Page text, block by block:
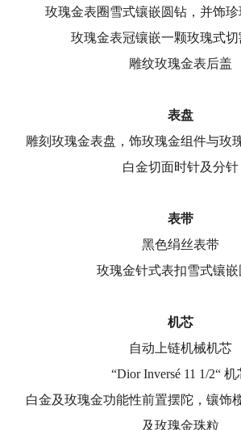
玫瑰金表圈雪式镶嵌圆钻，并饰珍
玫瑰金表冠镶嵌一颗玫瑰式切
雕纹玫瑰金表后盖
表盘
雕刻玫瑰金表盘，饰玫瑰金组件与玫
白金切面时针及分针
表带
黑色绢丝表带
玫瑰金针式表扣雪式镶
机芯
自动上链机械机芯
“Dior Inversé 11 1/2“ 机
白金及玫瑰金功能性前置摆陀，镶饰
及玫瑰金珠粒